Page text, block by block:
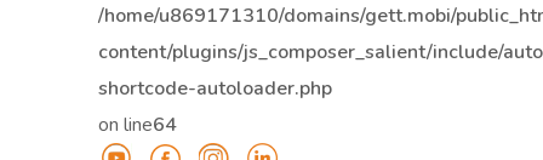
/home/u869171310/domains/gett.mobi/
content/plugins/js_composer_salient/include/
shortcode-autoloader.php
on line64